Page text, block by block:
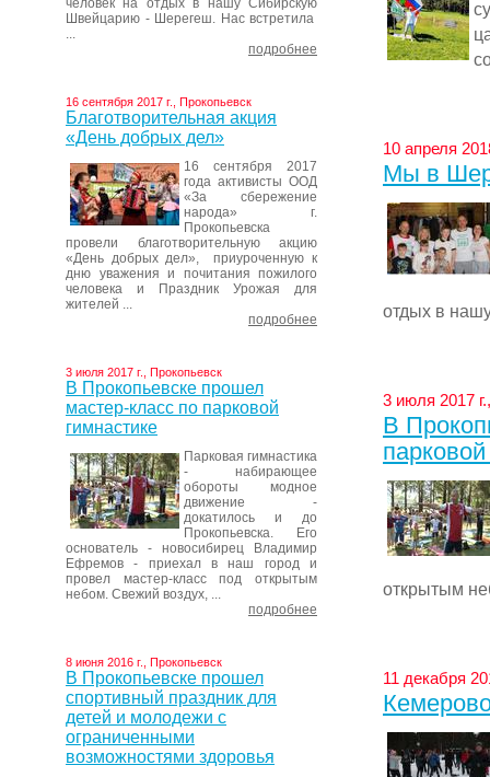
человек на отдых в нашу Сибирскую
Швейцарию - Шерегеш. Нас встретила
...
подробнее
16 сентября 2017 г., Прокопьевск
Благотворительная акция
«День добрых дел»
16 сентября 2017
года активисты ООД
«За сбережение
народа» г.
Прокопьевска
провели благотворительную акцию
«День добрых дел», приуроченную к
дню уважения и почитания пожилого
человека и Праздник Урожая для
жителей ...
подробнее
3 июля 2017 г., Прокопьевск
В Прокопьевске прошел
мастер-класс по парковой
гимнастике
Парковая гимнастика
- набирающее
обороты модное
движение -
докатилось и до
Прокопьевска. Его
основатель - новосибирец Владимир
Ефремов - приехал в наш город и
провел мастер-класс под открытым
небом. Свежий воздух, ...
подробнее
8 июня 2016 г., Прокопьевск
В Прокопьевске прошел
спортивный праздник для
детей и молодежи с
ограниченными
возможностями здоровья
10 апреля
Мы в
отдых в
3 июля 2017
В
открытым
11 декабря